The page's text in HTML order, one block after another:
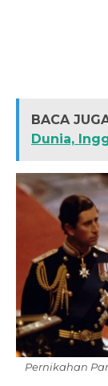
BACA
Dunia,
Pernikahan